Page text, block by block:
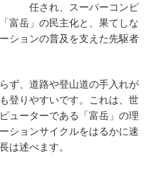
任され、スーパーコンピ
富岳」の民主化と、果てしな
ションの普及を支えた先駆者
ず、道路や登山道の手入れが
登りやすいです。これは、世
ューターである「富岳」の理
ションサイクルをはるかに速
は述べます。